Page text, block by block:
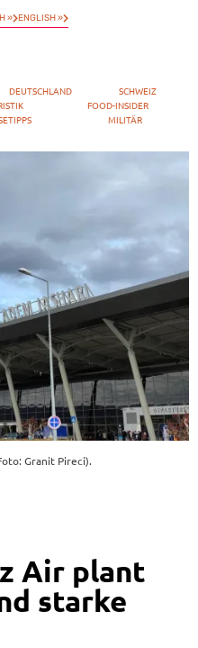
» ENGLISH »
DEUTSCHLAND
SCHWEIZ
FOOD-INSIDER
MILITÄR
Granit Pireci).
Air plant
starke